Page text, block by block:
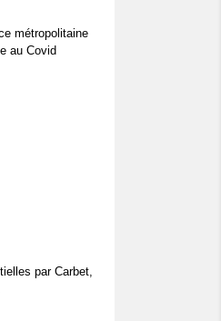
métropolitaine
au Covid
par Carbet,